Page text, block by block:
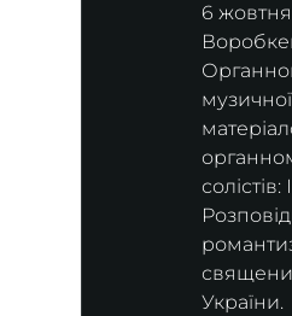
6
України.